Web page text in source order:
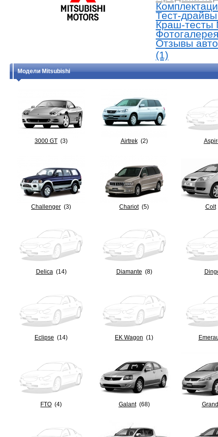
Тест-
Краш-тесты
Отзывы
(1)
Модели Mitsubishi
3000 GT (3) Airtrek (2)
Challenger (3) Chariot (5) Colt
Delica (14) Diamante (8)
Eclipse (14) EK Wagon (1)
FTO (4) Galant (68)